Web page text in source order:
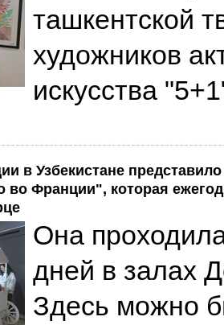
ташкентской
художников
искусства
в Узбекистане
во Франции", которая
Она
дней в залах
Здесь можно